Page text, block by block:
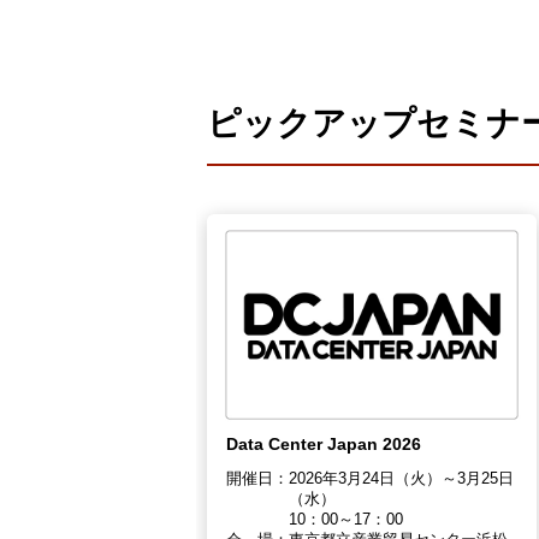
製品関
販売終
ピックアップセミナ
Data Center Japan 2026
開催日： 2026年3月24日（火）～3月25日
（水）
10：00～17：00